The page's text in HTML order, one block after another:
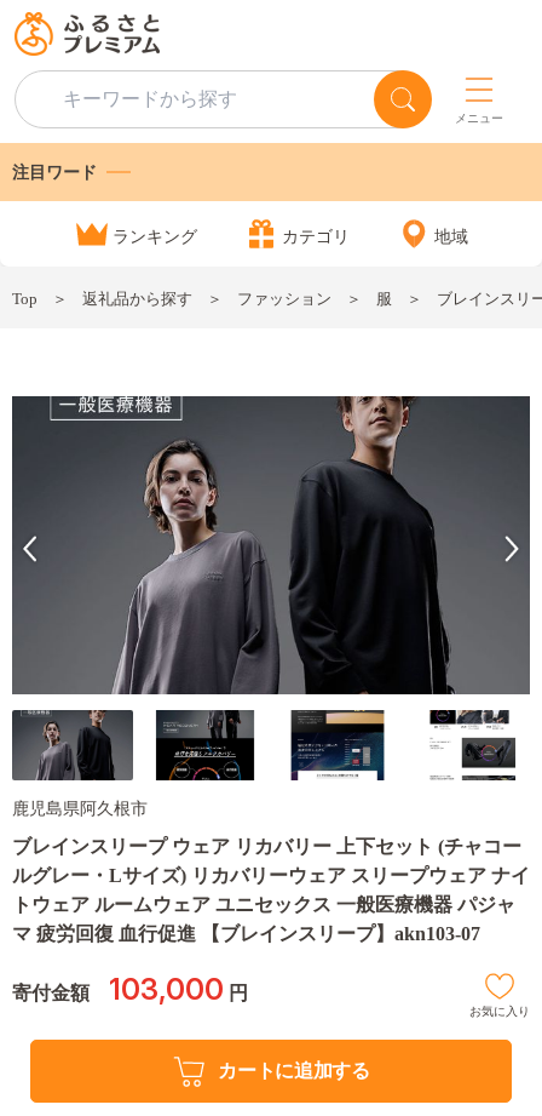
メニュー
注目ワード
ランキング カテゴリ 地域
Top 返礼品から探す ファッション 服 ブレインスリ
鹿児島県阿久根市
ブレインスリープ ウェア リカバリー 上下セット (チャコー
ルグレー・Lサイズ) リカバリーウェア スリープウェア ナイ
トウェア ルームウェア ユニセックス 一般医療機器 パジャ
マ 疲労回復 血行促進 【ブレインスリープ】akn103-07
寄付金額 103,000 円
お気に入り
カートに追加する